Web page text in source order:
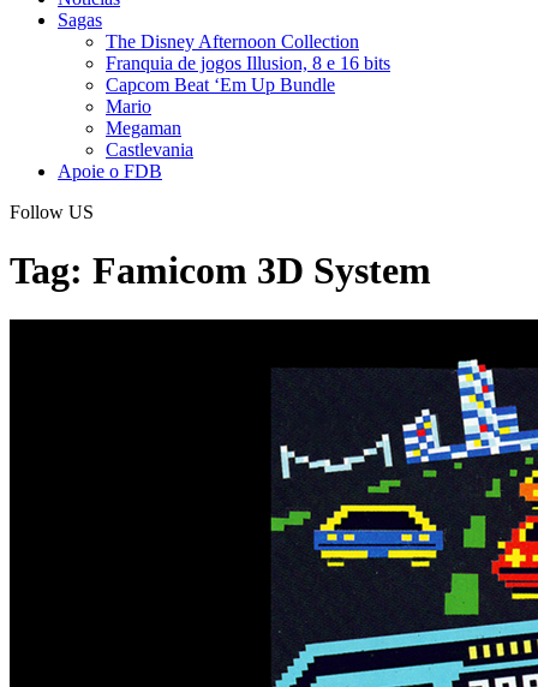
Sagas
The Disney Afternoon Collection
Franquia de jogos Illusion, 8 e 16 bits
Capcom Beat ‘Em Up Bundle
Mario
Megaman
Castlevania
Apoie o FDB
Follow US
Tag: Famicom 3D System